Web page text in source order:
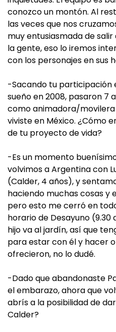
conozco un montón. Al
las veces que nos
muy entusiasmada de
la gente, eso lo iremos
con los personajes en sus
-Sacando tu participación
sueño en 2008, pasaron 7
como animadora/movilera
viviste en México. ¿Cómo
de tu proyecto de vida?
-Es un momento
volvimos a Argentina con
(Calder, 4 años), y
haciendo muchas cosas y
pero esto me cerró en
horario de Desayuno (9.30
hijo va al jardín, así que
para estar con él y hacer
ofrecieron, no lo dudé.
-Dado que abandonaste
el embarazo, ahora que
abrís a la posibilidad de
Calder?